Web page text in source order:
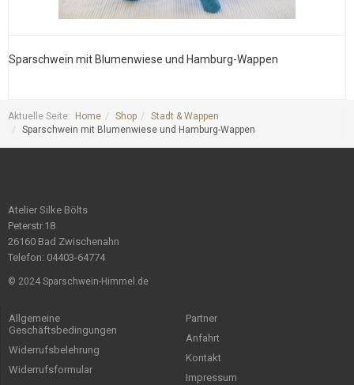
Sparschwein mit Blumenwiese und Hamburg-Wappen
Aktuelle Seite: Home Shop
Stadt & Wappen
Sparschwein mit Blumenwiese und Hamburg-Wappen
Atelier Silke Bölts
Peterstr.18
26160 Bad Zwischenahn
Telefon: 04403-64774
© 2024 Sparschwein-Himmel.de
Allgemeine
Geschäftsbedingungen
Widerrufsbelehrung
Widerrufsformular
Partner
Anfahrt
Kontakt
Impressum